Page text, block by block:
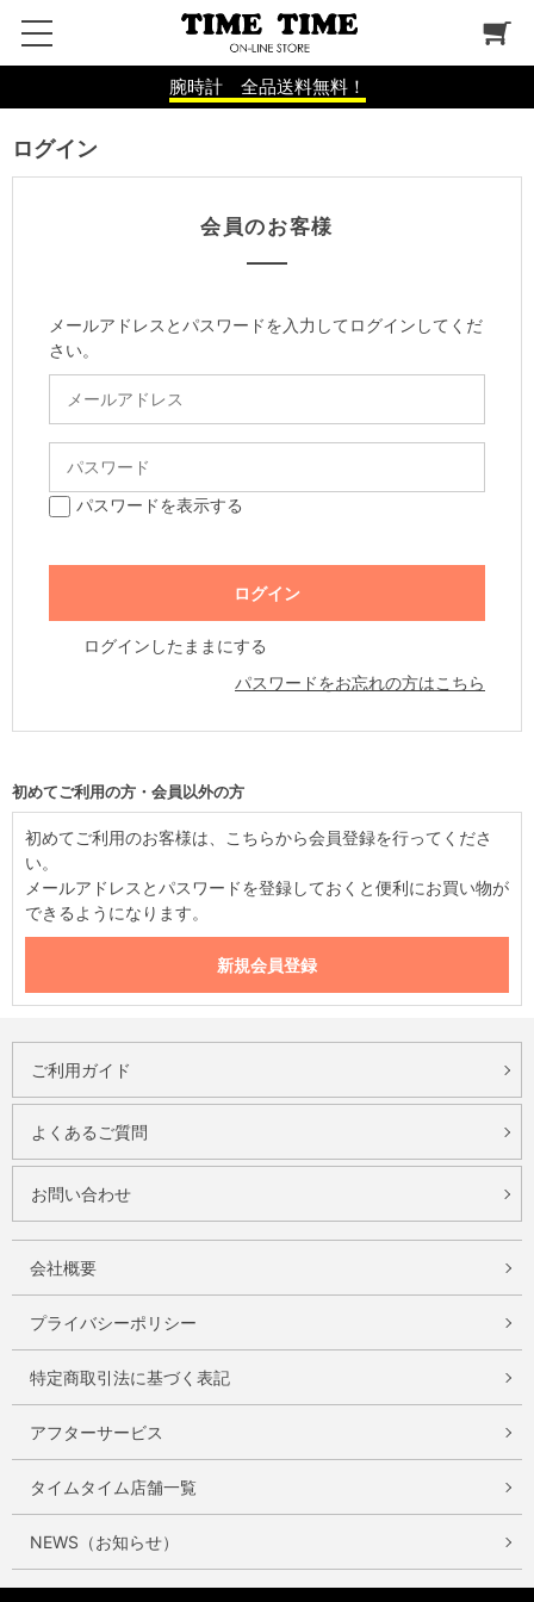
腕時計 全品送料無料！
ログイン
会員のお客様
メールアドレスとパスワードを入力してログインしてくだ
さい。
パスワードを表示する
ログインしたままにする
パスワードをお忘れの方はこちら
初めてご利用の方・会員以外の方
初めてご利用のお客様は、こちらから会員登録を行ってくださ
い。
メールアドレスとパスワードを登録しておくと便利にお買い物が
できるようになります。
ご利用ガイド
よくあるご質問
お問い合わせ
会社概要
プライバシーポリシー
特定商取引法に基づく表記
アフターサービス
タイムタイム店舗一覧
NEWS（お知らせ）